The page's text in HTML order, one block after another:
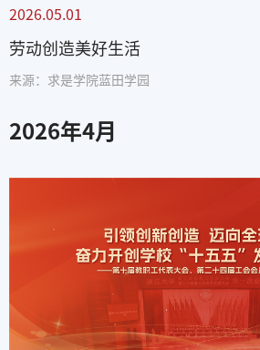
2026.05.01
劳动创造美好生活
来源：求是学院蓝田学园
2026年4月